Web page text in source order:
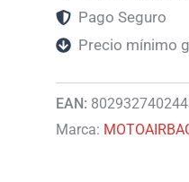
Pago Seguro
Precio mínimo
EAN:
Marca: